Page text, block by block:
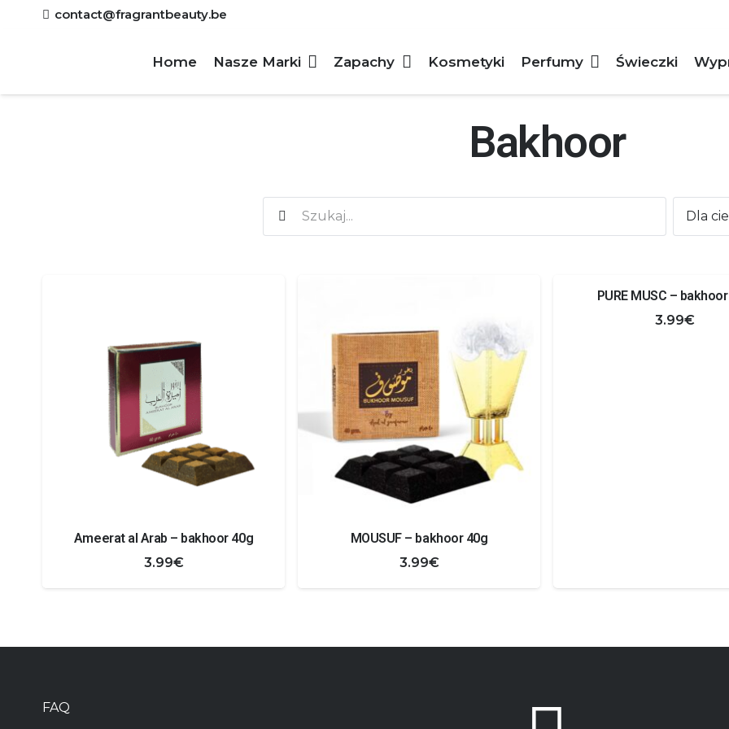
contact@fragrantbeauty.be
Home Nasze Marki Zapachy Kosmetyki Perfumy Świeczki
Bakhoor
Ameerat al Arab – bakhoor 40g
3.99€
MOUSUF – bakhoor 40g
3.99€
PURE MUSC –
3.99€
FAQ